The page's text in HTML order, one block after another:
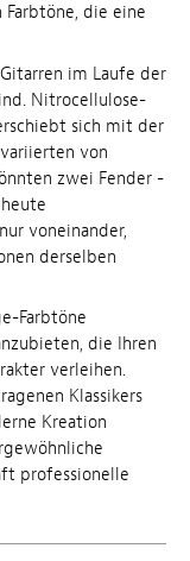
die eine
im Laufe der
Nitrocellulose-
sich mit der
von
zwei Fender -
voneinander,
derselben
Farbtöne
die Ihren
verleihen.
Klassikers
Kreation
professionelle